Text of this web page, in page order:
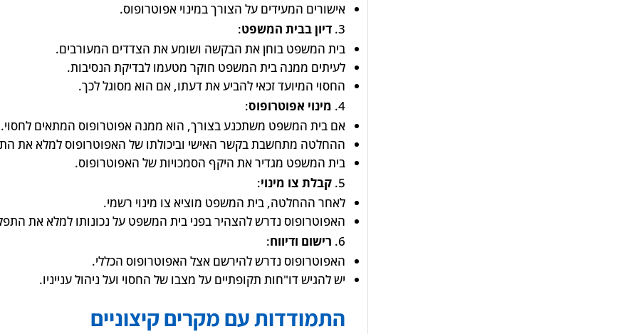
אישורים המעידים על הצורך במינוי אפוטרופוס.
דיון בבית המשפט:
בית המשפט בוחן את הבקשה ושומע את הצדדים המעורבים.
לעיתים ממנה בית המשפט חוקר מטעמו לבדיקת הנסיבות.
החסוי המיועד זכאי להביע את דעתו, אם הוא מסוגל לכך.
מינוי אפוטרופוס:
אם בית המשפט משתכנע בצורך, הוא ממנה אפוטרופוס המתאים לחסוי.
ההחלטה מתחשבת בקשר האישי וביכולתו של האפוטרופוס למלא את
בית המשפט מגדיר את היקף הסמכויות של האפוטרופוס.
קבלת צו מינוי:
לאחר ההחלטה, בית המשפט מוציא צו מינוי רשמי.
האפוטרופוס נדרש להצהיר בפני בית המשפט על נכונותו למלא את
רישום ודיווח:
האפוטרופוס נדרש להירשם אצל האפוטרופוס הכללי.
יש להגיש דו"חות תקופתיים על מצבו של החסוי ועל ניהול ענייניו.
התמודדות עם מקרים קיצוניים